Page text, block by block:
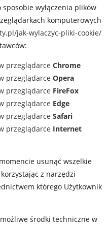
wyłączenia plików
komputerowych
jak-wylaczyc-pliki-cookie/
przeglądarce Chrome
przeglądarce Opera
przeglądarce FireFox
przeglądarce Edge
przeglądarce Safari
przeglądarce Internet
usunąć wszelkie
z narzędzi
którego Użytkownik
środki techniczne w